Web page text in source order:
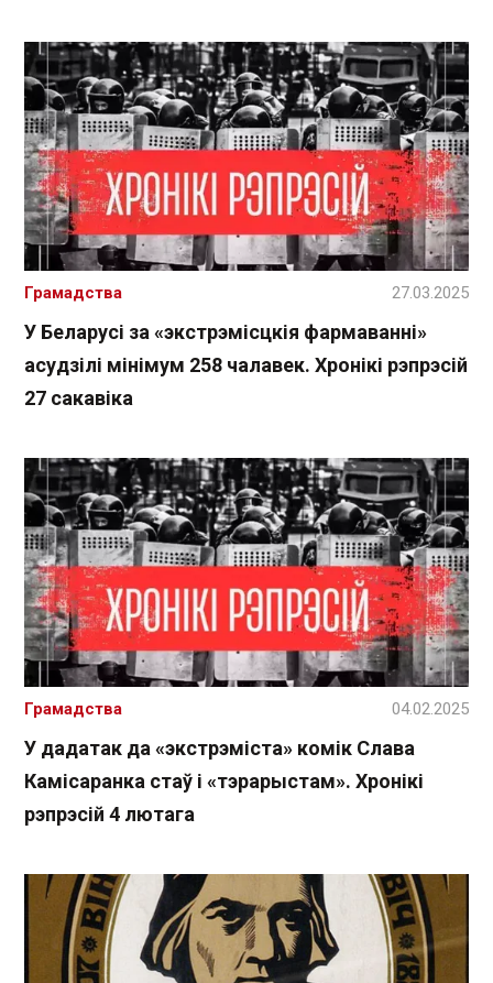
У Беларусі за «экстрэмісцкія фармаванні»
асудзілі мінімум 258 чалавек. Хронікі рэпрэсій
27 сакавіка
Грамадства 27.03.2025
У дадатак да «экстрэміста» комік Слава
Камісаранка стаў і «тэрарыстам». Хронікі
рэпрэсій 4 лютага
Грамадства 04.02.2025